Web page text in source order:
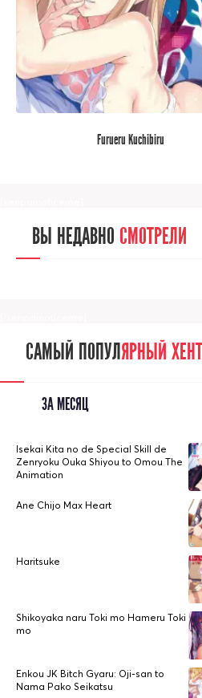
[/senpainoticeme]
САМЫЙ ПОПУЛЯРНЫЙ
Furueru Kuchibiru
ВЫ НЕДАВНО СМОТРЕЛИ
САМЫЙ ПОПУЛЯРНЫЙ
ЗА МЕСЯЦ
Isekai Kita no de Special Skill de
Zenryoku Ouka Shiyou to Omou The
Animation
Ane Chijo Max Heart
Haritsuke
Shikoyaka naru Toki mo Hameru Toki
mo
Enkou JK Bitch Gyaru: Oji-san to
Nama Pako Seikatsu